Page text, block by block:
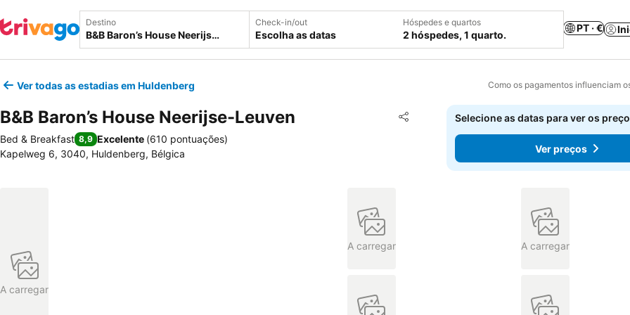
Destino Check-in/out
Escolha as datas
Hóspedes e quartos
2 hóspedes, 1 quarto.
PT · €
Ver todas as estadias em Huldenberg Como os pagamentos influenciam
B&B Baron’s House Neerijse-Leuven Partilhar
Adicionar aos favoritos
Bed & Breakfast 8,9 Excelente (610 pontuações)
Kapelweg 6, 3040, Huldenberg, Bélgica
Selecione as datas para ver os
Ver preços
A carregar
A carregar A carregar